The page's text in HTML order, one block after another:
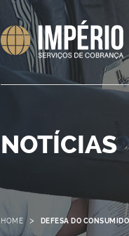
NOTÍCIAS
HOME > DEFESA DO